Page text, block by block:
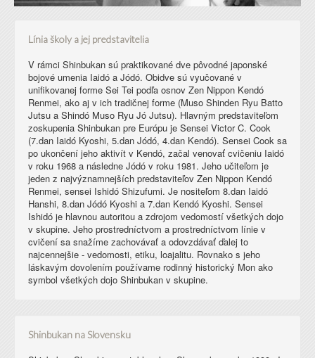
Línia školy a jej predstavitelia
V rámci Shinbukan sú praktikované dve pôvodné japonské
bojové umenia Iaidó a Jódó. Obidve sú vyučované v
unifikovanej forme Sei Tei podľa osnov Zen Nippon Kendó
Renmei, ako aj v ich tradičnej forme (Muso Shinden Ryu Batto
Jutsu a Shindó Muso Ryu Jó Jutsu). Hlavným predstaviteľom
zoskupenia Shinbukan pre Európu je Sensei Victor C. Cook
(7.dan Iaidó Kyoshi, 5.dan Jódó, 4.dan Kendó). Sensei Cook sa
po ukončení jeho aktivít v Kendó, začal venovať cvičeniu Iaidó
v roku 1968 a následne Jódó v roku 1981. Jeho učiteľom je
jeden z najvýznamnejších predstaviteľov Zen Nippon Kendó
Renmei, sensei Ishidó Shizufumi. Je nositeľom 8.dan Iaidó
Hanshi, 8.dan Jódó Kyoshi a 7.dan Kendó Kyoshi. Sensei
Ishidó je hlavnou autoritou a zdrojom vedomostí všetkých dojo
v skupine. Jeho prostredníctvom a prostredníctvom línie v
cvičení sa snažíme zachovávať a odovzdávať ďalej to
najcennejšie - vedomosti, etiku, loajalitu. Rovnako s jeho
láskavým dovolením používame rodinný historický Mon ako
symbol všetkých dojo Shinbukan v skupine.
Shinbukan na Slovensku